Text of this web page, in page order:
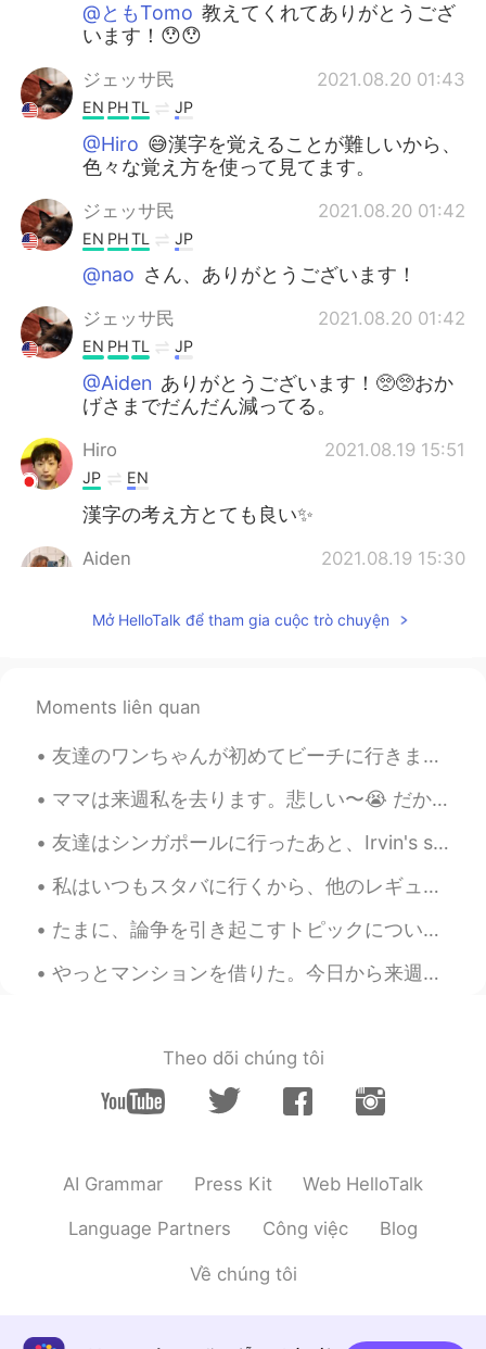
@ともTomo 教えてくれてありがとうござ
います！😯😯
ジェッサ民 2021.08.20 01:43
EN PHTL JP
@Hiro 😅漢字を覚えることが難しいから、
色々な覚え方を使って見てます。
ジェッサ民 2021.08.20 01:42
EN PHTL JP
@nao さん、ありがとうございます！
ジェッサ民 2021.08.20 01:42
EN PHTL JP
@Aiden ありがとうございます！🥺🥺おか
げさまでだんだん減ってる。
Hiro 2021.08.19 15:51
JP EN
漢字の考え方とても良い✨
Aiden 2021.08.19 15:30
Binasa ko ulit msg ko tas *漢字 hindi 感
JP KR
良くできました💮👏
nao 2021.08.19 11:57
JP EN
2021.08.19 10:13
PH
Sana gumaling ka sa lalong madaling
ともTomo 2021.08.19 09:23
会話では「てる」を使うけど、正しいのは
2021.08.19 09:00
Mở HelloTalk để tham gia cuộc trò chuyện
Moments liên quan
友達のワンちゃんが初めてビーチに行きました。泳ぎたがってるけど寒くすぎました。鳥を追いかけてたけど波が来てた時、後ずさりしてしまいました。 名前は「Zoey」です。ゾーイちゃんは本当に優しいワ...
ママは来週私を去ります。悲しい〜😭 だから、ひまわりの畑に連れて行きました。ママはひまわりのように花だと思います。明るくて陽気な感じがあるから。ひまわりを見ると、そんなことを思ってます。ママを考...
友達はシンガポールに行ったあと、Irvin's salted egg fish skinをお土産としてくれました。大好きになった。フィリピンにもこれは人気があります。友達か家族はフィリピンに行け...
私はいつもスタバに行くから、他のレギュラーの顧客が見分けられる。たぶん、毎日、このスタバに面白いお爺さんは行ってます。今日は、スタバで、お爺さんはこの絵を描きました。時々、小さな電子ピアノを持っ...
たまに、論争を引き起こすトピックについて話すのことが好きです。飛行機でParasiteの映画を見ました。１つの面白いアジアの社会のことを示しました。なんか、私たちは西洋の標準が常に最高であると信...
やっとマンションを借りた。今日から来週末まで、マンション準備は忙しそう。部屋の戸口は210cmくらい、僕は203cmだから本当に良かった！珍しいよね、そんなに高い戸口。玄関とシャワー室は195c...
Theo dõi chúng tôi
AI Grammar Press Kit Web HelloTalk
Language Partners Công việc Blog
Về chúng tôi